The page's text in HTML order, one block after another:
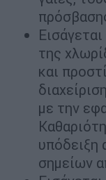
της
και
με την
υπόδειξη
σημείων